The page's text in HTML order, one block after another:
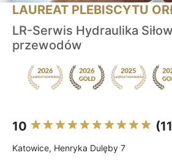
LAUREAT PLEBISCYTU
LR-Serwis Hydraulika
przewodów
10
Katowice, Henryka Dulęby 7